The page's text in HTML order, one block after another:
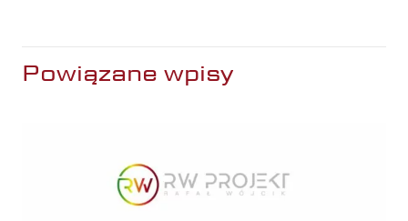
Powiązane wpisy